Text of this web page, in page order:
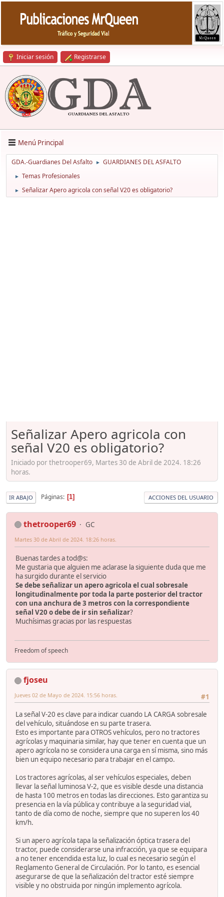
Iniciar sesión Registrarse
Menú Principal
GDA.-Guardianes Del Asfalto ► GUARDIANES DEL ASFALTO
► Temas Profesionales
► Señalizar Apero agricola con señal V20 es obligatorio?
Señalizar Apero agricola con
señal V20 es obligatorio?
Iniciado por thetrooper69, Martes 30 de Abril de 2024. 18:26
horas.
IR ABAJO Páginas 1 ACCIONES DEL USUARIO
thetrooper69 GC
Martes 30 de Abril de 2024. 18:26 horas.
Buenas tardes a tod@s:
Me gustaria que alguien me aclarase la siguiente duda que me
ha surgido durante el servicio
Se debe señalizar un apero agricola el cual sobresale
longitudinalmente por toda la parte posterior del tractor
con una anchura de 3 metros con la correspondiente
señal V20 o debe de ir sin señalizar?
Muchísimas gracias por las respuestas
Freedom of speech
fjoseu
#1
Jueves 02 de Mayo de 2024. 15:56 horas.
La señal V-20 es clave para indicar cuando LA CARGA sobresale
del vehículo, situándose en su parte trasera.
Esto es importante para OTROS vehículos, pero no tractores
agrícolas y maquinaria similar, hay que tener en cuenta que un
apero agrícola no se considera una carga en sí misma, sino más
bien un equipo necesario para trabajar en el campo.
Los tractores agrícolas, al ser vehículos especiales, deben
llevar la señal luminosa V-2, que es visible desde una distancia
de hasta 100 metros en todas las direcciones. Esto garantiza su
presencia en la vía pública y contribuye a la seguridad vial,
tanto de día como de noche, siempre que no superen los 40
km/h.
Si un apero agrícola tapa la señalización óptica trasera del
tractor, puede considerarse una infracción, ya que se equipara
a no tener encendida esta luz, lo cual es necesario según el
Reglamento General de Circulación. Por lo tanto, es esencial
asegurarse de que la señalización del tractor esté siempre
visible y no obstruida por ningún implemento agrícola.